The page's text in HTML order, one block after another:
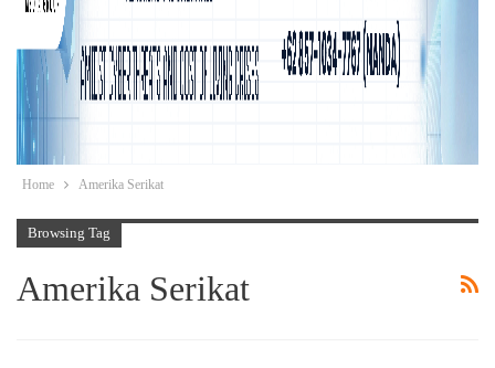
Home Amerika Serikat
Browsing Tag
Amerika Serikat